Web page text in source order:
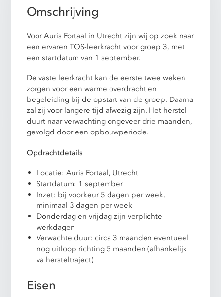
Omschrijving
Voor Auris Fortaal in Utrecht zijn wij op zoek naar
een ervaren TOS-leerkracht voor groep 3, met
een startdatum van 1 september.
De vaste leerkracht kan de eerste twee weken
zorgen voor een warme overdracht en
begeleiding bij de opstart van de groep. Daarna
zal zij voor langere tijd afwezig zijn. Het herstel
duurt naar verwachting ongeveer drie maanden,
gevolgd door een opbouwperiode.
Opdrachtdetails
Locatie: Auris Fortaal, Utrecht
Startdatum: 1 september
Inzet: bij voorkeur 5 dagen per week,
minimaal 3 dagen per week
Donderdag en vrijdag zijn verplichte
werkdagen
Verwachte duur: circa 3 maanden eventueel
nog uitloop richting 5 maanden (afhankelijk
va hersteltraject)
Eisen